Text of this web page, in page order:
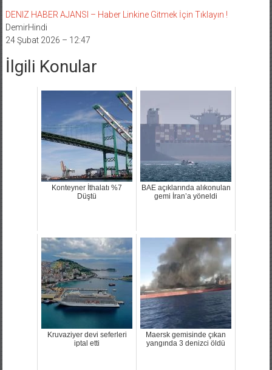
DENIZ HABER AJANSI – Haber Linkine Gitmek İçin Tıklayın !
DemirHindi
24 Şubat 2026 – 12:47
İlgili Konular
Konteyner İthalatı %7
Düştü
BAE açıklarında alıkonulan
gemi İran’a yöneldi
Kruvaziyer devi seferleri
iptal etti
Maersk gemisinde çıkan
yangında 3 denizci öldü